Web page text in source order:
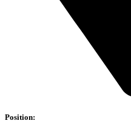
Position: